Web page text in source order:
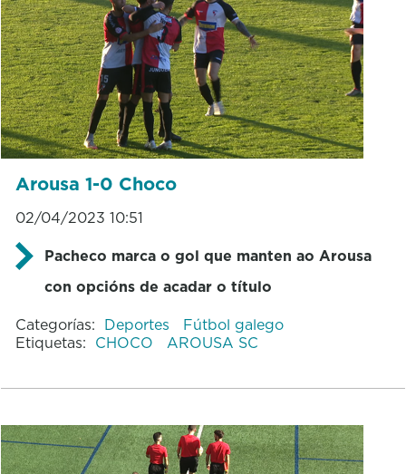
Arousa 1-0 Choco
02/04/2023 10:51
Pacheco marca o gol que manten ao Arousa
con opcións de acadar o título
Categorías: Deportes
Fútbol galego
Etiquetas: CHOCO AROUSA SC